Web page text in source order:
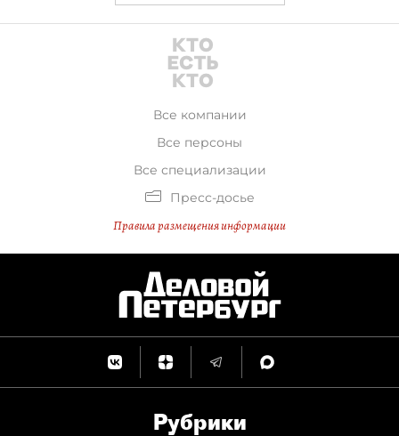
Все компании
Все персоны
Все специализации
Пресс-досье
Правила размещения информации
Рубрики